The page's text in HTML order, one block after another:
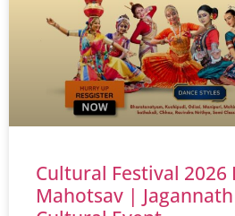
Cultural Festival
Mahotsav |